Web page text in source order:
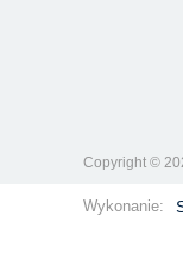
Copyright ©
Wykonanie: